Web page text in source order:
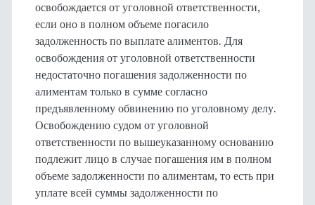
освобождается от уголовной ответственности,
если оно в полном объеме погасило
задолженность по выплате алиментов. Для
освобождения от уголовной ответственности
недостаточно погашения задолженности по
алиментам только в сумме согласно
предъявленному обвинению по уголовному делу.
Освобождению судом от уголовной
ответственности по вышеуказанному основанию
подлежит лицо в случае погашения им в полном
объеме задолженности по алиментам, то есть при
уплате всей суммы задолженности по